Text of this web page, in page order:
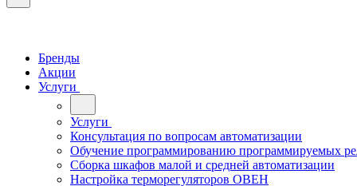
Бренды
Акции
Услуги
Услуги
Консультация по вопросам автоматизации
Обучение программированию программируемых
Сборка шкафов малой и средней автоматизации
Настройка терморегуляторов ОВЕН